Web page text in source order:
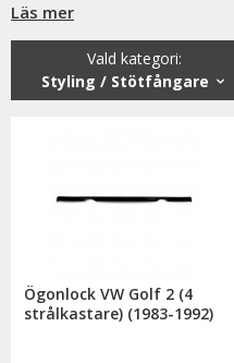
Du har alltid 14 dagars
får du gärna kontakta oss då
intresse för bilstyling &
funderingar. På vardagar
Läs mer
Vald kategori:
Styling / Stötfångare
Ögonlock VW Golf 2 (4
strålkastare) (1983-1992)